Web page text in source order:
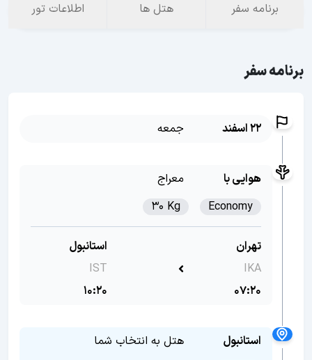
برنامه سفر هتل ها اطلاعات تور
برنامه سفر
22 اسفند جمعه
هوایی با
معراج
Economy
30 Kg
تهران
IKA
07:20
استانبول
IST
10:20
استانبول
هتل به انتخاب شما